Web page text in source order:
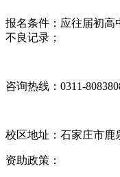
报名条件：应往届初高
不良记录；
咨询热线：0311-
校区地址：石家庄市鹿
资助政策：